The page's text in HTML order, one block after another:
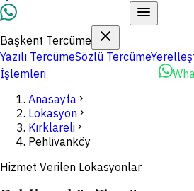
Başkent Tercüme
Yazılı TercümeSözlü Tercüme
İşlemleri
Anasayfa chevron_right
Lokasyon chevron_right
Kırklareli chevron_right
Pehlivanköy
Hizmet Verilen Lokasyonlar